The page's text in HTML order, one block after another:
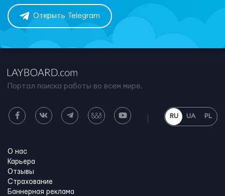
Открыть Telegram
Портал поиска работы во всем мире.
RU UA PL
О нас
Карьера
Отзывы
Страхование
Баннерная реклама